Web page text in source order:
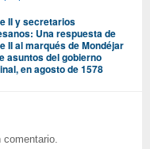
II y secretarios
Una respuesta de
II al marqués de Mondéjar
asuntos del gobierno
en agosto de 1578
comentario.